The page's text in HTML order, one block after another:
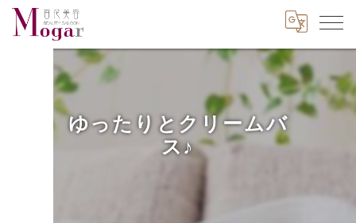
ゆったりとクリームバ
ス♪